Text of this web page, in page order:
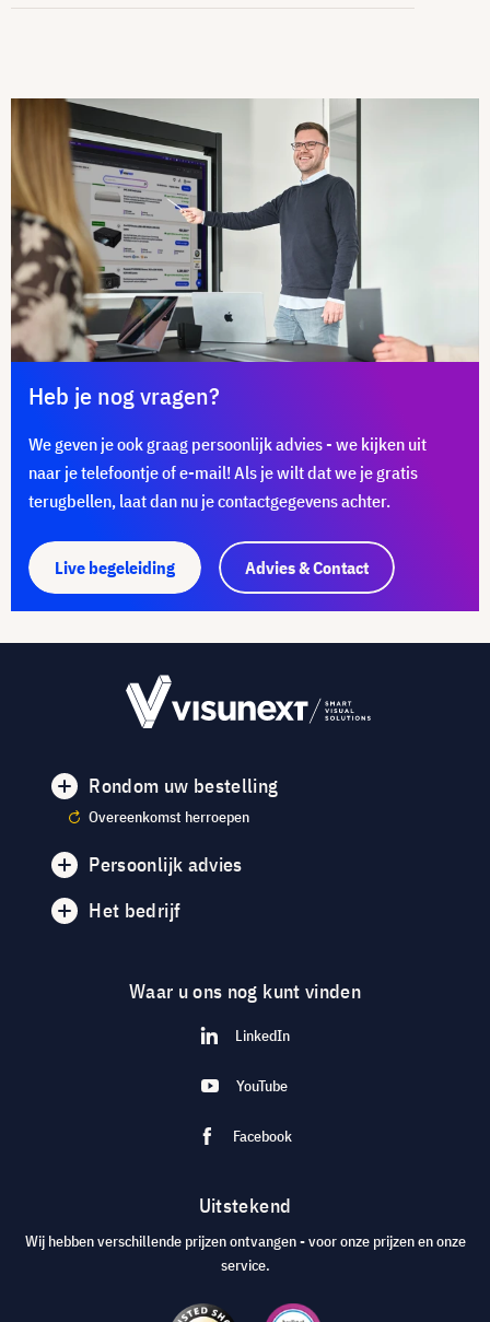
Heb je nog vragen?
We geven je ook graag persoonlijk advies - we kijken uit
naar je telefoontje of e-mail! Als je wilt dat we je gratis
terugbellen, laat dan nu je contactgegevens achter.
Live begeleiding Advies & Contact
Rondom uw bestelling
Overeenkomst herroepen
Persoonlijk advies
Het bedrijf
Waar u ons nog kunt vinden
LinkedIn
YouTube
Facebook
Uitstekend
Wij hebben verschillende prijzen ontvangen - voor onze prijzen en onze
service.